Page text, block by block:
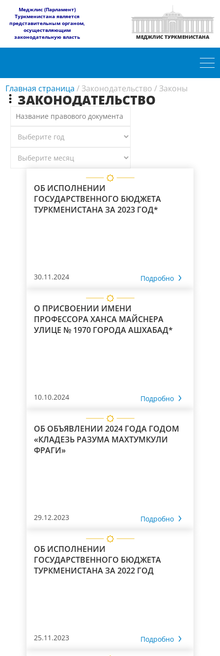
​Меджлис (Парламент)
Туркменистана является
представительным органом,
осуществляющим
законодательную власть
МЕДЖЛИС ТУРКМЕНИСТАНА
Главная страница / Законодательство / Законы
ЗАКОНОДАТЕЛЬСТВО
ОБ ИСПОЛНЕНИИ
ГОСУДАРСТВЕННОГО БЮДЖЕТА
ТУРКМЕНИСТАНА ЗА 2023 ГОД*
30.11.2024 Подробно
О ПРИСВОЕНИИ ИМЕНИ
ПРОФЕССОРА ХАНСА МАЙСНЕРА
УЛИЦЕ № 1970 ГОРОДА АШХАБАД*
10.10.2024 Подробно
ОБ ОБЪЯВЛЕНИИ 2024 ГОДА ГОДОМ
«КЛАДЕЗЬ РАЗУМА МАХТУМКУЛИ
ФРАГИ»
29.12.2023 Подробно
ОБ ИСПОЛНЕНИИ
ГОСУДАРСТВЕННОГО БЮДЖЕТА
ТУРКМЕНИСТАНА ЗА 2022 ГОД
25.11.2023 Подробно